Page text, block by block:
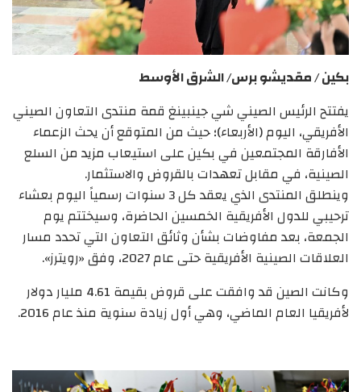
بكين / مقديشو برس/ الشرق الأوسط
يفتتح الرئيس الصيني شي جينبينغ قمة منتدى التعاون الصيني
الأفريقي، اليوم (الأربعاء)؛ حيث من المتوقع أن يحث الزعماء
الأفارقة المجتمعين في بكين على استيعاب مزيد من السلع
الصينية، في مقابل تعهدات بالقروض والاستثمار.
وينطلق المنتدى الذي يعقد كل 3 سنوات رسمياً اليوم بعشاء
ترحيبي للدول الأفريقية الخمسين الحاضرة، وسيختتم يوم
الجمعة، بعد مفاوضات بشأن وثائق التعاون التي تحدد مسار
العلاقات الصينية الأفريقية حتى عام 2027، وفق «رويترز».
وكانت الصين قد وافقت على قروض بقيمة 4.61 مليار دولار
لأفريقيا العام الماضي، وهي أول زيادة سنوية منذ عام 2016.